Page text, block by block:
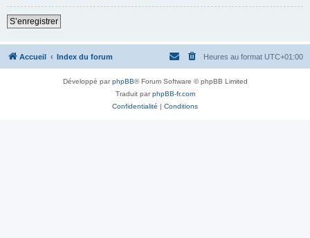
S’enregistrer
Accueil Index du forum Heures au format UTC+01:00
Développé parphpBB® Forum Software © phpBB Limited
Traduit parphpBB-fr.com
Confidentialité | Conditions